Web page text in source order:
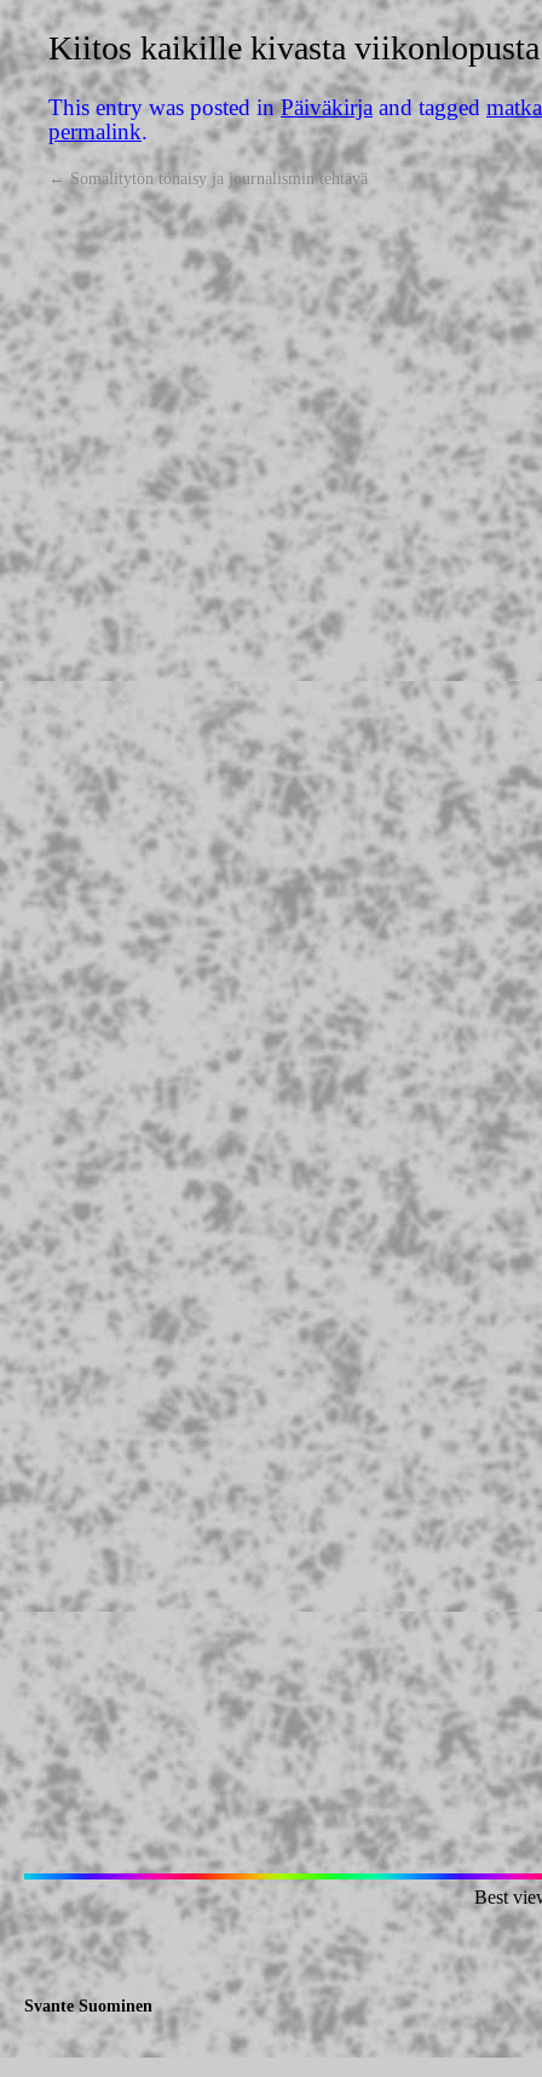
Kiitos kaikille kivasta
This entry was posted inPäiväkirja and tagged matka
permalink.
← Somalitytön tönaisy ja journalismin tehtävä
Best
Svante Suominen